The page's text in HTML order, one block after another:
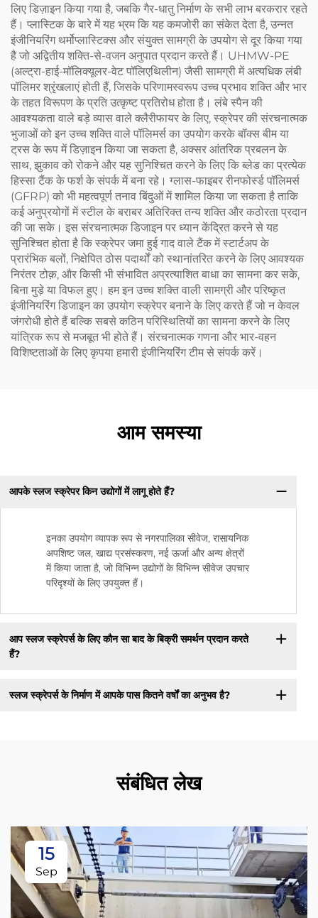
लिए डिज़ाइन किया गया है, जबकि गैर-धातु निर्माण के सभी लाभ बरकरार रहते
हैं। प्लास्टिक के बारे में यह भ्रम कि यह कमजोरी का संकेत देता है, उन्नत
इंजीनियरिंग थर्मोप्लास्टिक्स और संयुक्त सामग्री के उपयोग से दूर किया गया
है जो अद्वितीय शक्ति-से-वजन अनुपात प्रदान करते हैं। UHMW-PE
(अल्ट्रा-हाई-मॉलिक्यूलर-वेट पॉलिएथिलीन) जैसी सामग्री में अत्यधिक लंबी
पॉलिमर श्रृंखलाएं होती हैं, जिसके परिणामस्वरूप उच्च प्रभाव शक्ति और भार
के तहत विरूपण के प्रति उत्कृष्ट प्रतिरोध होता है। लंबे स्पैन की
आवश्यकता वाले बड़े व्यास वाले क्लैरीफायर के लिए, स्क्रेपर की संरचनात्मक
भुजाओं को इन उच्च शक्ति वाले पॉलिमर्स का उपयोग करके बॉक्स बीम या
ट्रस के रूप में डिज़ाइन किया जा सकता है, अक्सर आंतरिक प्रबलन के
साथ, झुकाव को रोकने और यह सुनिश्चित करने के लिए कि ब्लेड का प्रत्येक
हिस्सा टैंक के फर्श के संपर्क में बना रहे। ग्लास-फाइबर रीनफोर्स्ड पॉलिमर्स
(GFRP) को भी महत्वपूर्ण तनाव बिंदुओं में शामिल किया जा सकता है ताकि
कई अनुप्रयोगों में स्टील के बराबर अतिरिक्त तन्य शक्ति और कठोरता प्रदान
की जा सके। इस संरचनात्मक डिजाइन पर ध्यान केंद्रित करने से यह
सुनिश्चित होता है कि स्क्रेपर जमा हुई गाद वाले टैंक में स्टार्टअप के
प्रारंभिक बलों, निक्षेपित ठोस पदार्थों को स्थानांतरित करने के लिए आवश्यक
निरंतर टोक़, और किसी भी संभावित अप्रत्याशित बाधा का सामना कर सके,
बिना मुड़े या विफल हुए। हम इन उच्च शक्ति वाली सामग्री और परिष्कृत
इंजीनियरिंग डिजाइन का उपयोग स्क्रेपर बनाने के लिए करते हैं जो न केवल
जंगरोधी होते हैं बल्कि सबसे कठिन परिस्थितियों का सामना करने के लिए
यांत्रिक रूप से मजबूत भी होते हैं। संरचनात्मक गणना और भार-वहन
विशिष्टताओं के लिए कृपया हमारी इंजीनियरिंग टीम से संपर्क करें।
आम समस्या
आपके स्लज स्क्रेपर किन उद्योगों में लागू होते हैं?
इनका उपयोग व्यापक रूप से नगरपालिका सीवेज, रासायनिक
अपशिष्ट जल, खाद्य प्रसंस्करण, नई ऊर्जा और अन्य क्षेत्रों
में किया जाता है, जो विभिन्न उद्योगों के विभिन्न सीवेज उपचार
परिदृश्यों के लिए उपयुक्त हैं।
आप स्लज स्क्रेपर्स के लिए कौन सा बाद के बिक्री समर्थन प्रदान करते
हैं?
स्लज स्क्रेपर्स के निर्माण में आपके पास कितने वर्षों का अनुभव है?
संबंधित लेख
15
Sep